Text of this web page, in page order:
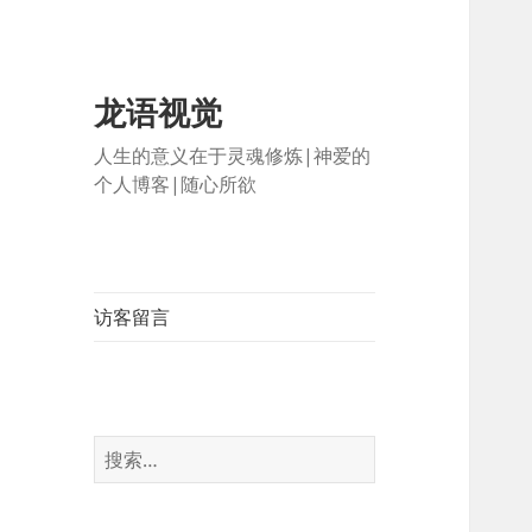
龙语视觉
人生的意义在于灵魂修炼|神爱的
个人博客|随心所欲
访客留言
搜
索：